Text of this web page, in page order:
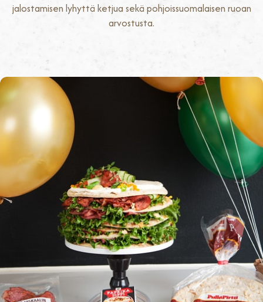
jalostamisen lyhyttä ketjua sekä pohjoissuomalaisen ruoan
arvostusta.